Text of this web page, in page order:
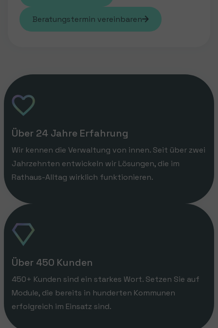
Beratungstermin vereinbaren
Über 24 Jahre Erfahrung
Wir kennen die Verwaltung von innen. Seit über zwei
Jahrzehnten entwickeln wir Lösungen, die im
Rathaus-Alltag wirklich funktionieren.
Über 450 Kunden
450+ Kunden sind ein starkes Wort. Setzen Sie auf
Module, die bereits in hunderten Kommunen
erfolgreich im Einsatz sind.